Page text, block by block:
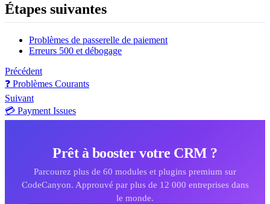
Étapes suivantes
Problèmes de passerelle de paiement
Erreurs 500 et débogage
Précédent
❓ Problèmes Courants
Suivant
💳 Payment Issues
Prêt à booster votre CRM ?
Parcourez plus de 60 modules et plugins premium sur
CodeCanyon. Approuvé par plus de 12 000 entreprises dans
le monde.